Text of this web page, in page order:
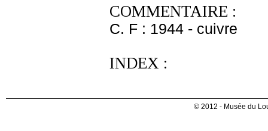
COMMENTAIRE :
C. F : 1944 - cuivre
INDEX :
© 2012 - Musée du